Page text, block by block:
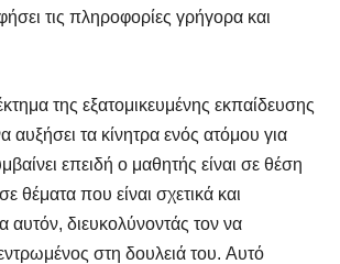
τις πληροφορίες γρήγορα και
της εξατομικευμένης εκπαίδευσης
αυξήσει τα κίνητρα ενός ατόμου για
επειδή ο μαθητής είναι σε θέση
θέματα που είναι σχετικά και
αυτόν, διευκολύνοντάς τον να
στη δουλειά του. Αυτό